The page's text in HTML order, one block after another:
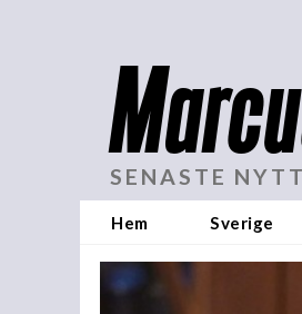
SENASTE
Hem Sverige